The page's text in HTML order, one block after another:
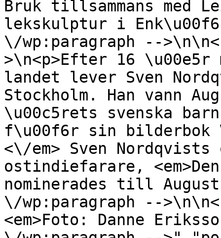
Bruk tillsammans med
lekskulptur i
\/wp:paragraph --
>\n<p>Efter 16
landet lever Sven
Stockholm. Han vann
\u00c5rets svenska
f\u00f6r sin bilderbok
<\/em> Sven Nordqvists
ostindiefarare,
nominerades till
\/wp:paragraph --
<em>Foto: Danne